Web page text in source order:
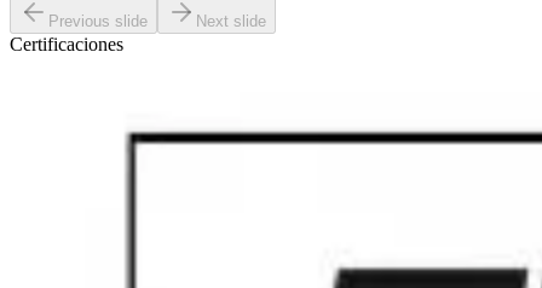
Previous slide Next slide
Certificaciones